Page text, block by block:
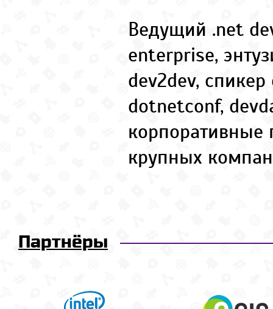
Ведущий .net
enterprise,
dev2dev, спикер
dotnetconf,
крупных
Партнёры